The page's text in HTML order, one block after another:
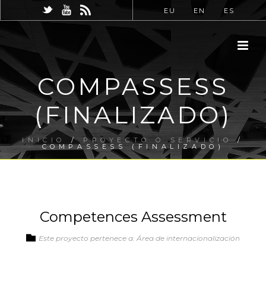
EU EN ES
COMPASSESS
(FINALIZADO)
INICIO / PROYECTO O SERVICIO /
COMPASSESS (FINALIZADO)
Competences Assessment
Este proyecto pertenece a: Área de internacionalización